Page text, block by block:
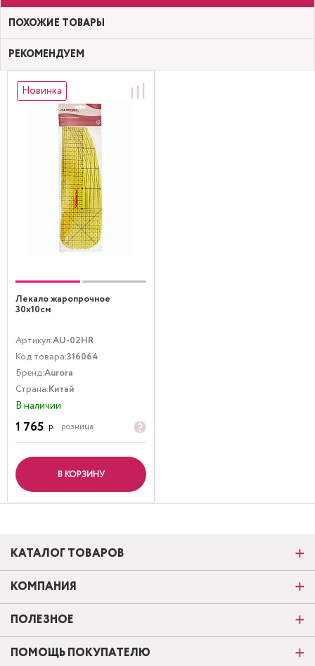
ПОХОЖИЕ ТОВАРЫ
РЕКОМЕНДУЕМ
Новинка
Лекало жаропрочное
30х10см
Артикул:AU-02HR
Код товара:316064
Бренд:Aurora
Страна:Китай
В наличии
1 765 р. розница
В КОРЗИНУ
КАТАЛОГ ТОВАРОВ
КОМПАНИЯ
ПОЛЕЗНОЕ
ПОМОЩЬ ПОКУПАТЕЛЮ